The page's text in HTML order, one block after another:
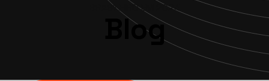
BRASILEIRO EM 2024
Blog